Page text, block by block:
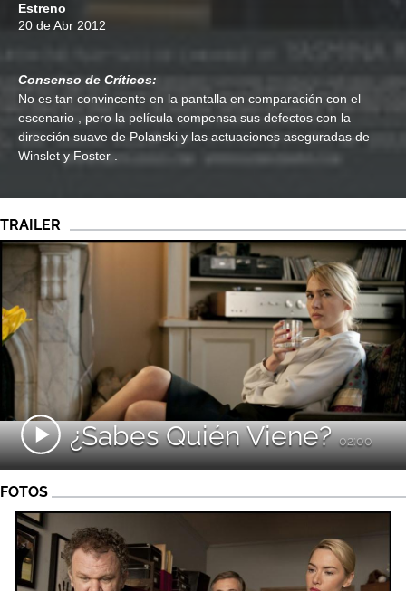
Estreno
20 de Abr 2012
Consenso de Críticos:
No es tan convincente en la pantalla en comparación con el
escenario , pero la película compensa sus defectos con la
dirección suave de Polanski y las actuaciones aseguradas de
Winslet y Foster .
TRAILER
¿Sabes Quién Viene?02:00
FOTOS